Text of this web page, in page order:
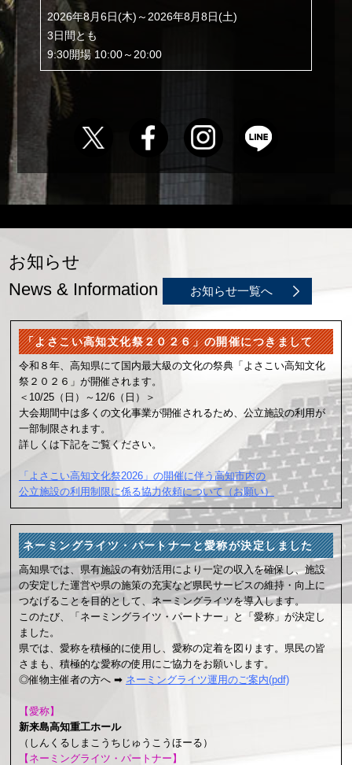
2026年8月6日(木)～2026年8月8日(土)
3日間とも
9:30開場 10:00～20:00
お知らせ
News & Information
お知らせ一覧へ
「よさこい高知文化祭２０２６」の開催につきまして
令和８年、高知県にて国内最大級の文化の祭典「よさこい高知文化
祭２０２６」が開催されます。
＜10/25（日）～12/6（日）＞
大会期間中は多くの文化事業が開催されるため、公立施設の利用が
一部制限されます。
詳しくは下記をご覧ください。
「よさこい高知文化祭2026」の開催に伴う高知市内の
公立施設の利用制限に係る協力依頼について（お願い）
ネーミングライツ・パートナーと愛称が決定しました
高知県では、県有施設の有効活用により一定の収入を確保し、施設
の安定した運営や県の施策の充実など県民サービスの維持・向上に
つなげることを目的として、ネーミングライツを導入します。
このたび、「ネーミングライツ・パートナー」と「愛称」が決定し
ました。
県では、愛称を積極的に使用し、愛称の定着を図ります。県民の皆
さまも、積極的な愛称の使用にご協力をお願いします。
◎催物主催者の方へ ➡ ネーミングライツ運用のご案内(pdf)
【愛称】
新来島高知重工ホール
（しんくるしまこうちじゅうこうほーる）
【ネーミングライツ・パートナー】